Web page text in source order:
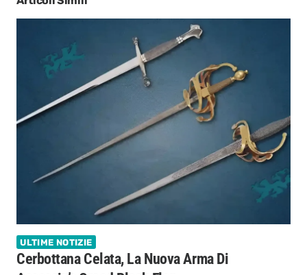
ULTIME NOTIZIE
Cerbottana Celata, La Nuova Arma Di